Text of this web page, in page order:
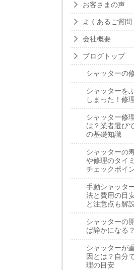
お客さまの声
よくあるご質問
会社概要
ブログトップ
シャッターの
シャッターを
しまった！修
シャッター修
は？業者選び
の基礎知識
シャッターの
や修理のタイ
チェックポイ
手動シャッタ
法と費用の目
と注意点も解
シャッターの
ば静かになる？
シャッターが
因とは？自分
理の目安